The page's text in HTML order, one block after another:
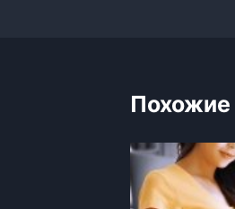
Похожие